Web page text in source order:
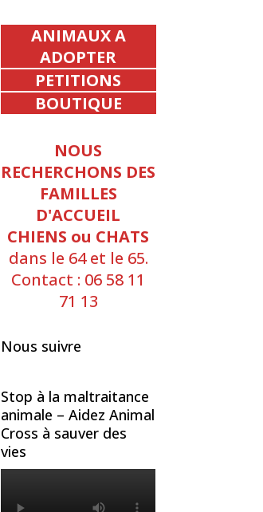
ANIMAUX A
ADOPTER
PETITIONS
BOUTIQUE
NOUS
RECHERCHONS DES
FAMILLES
D'ACCUEIL
CHIENS ou CHATS
dans le 64 et le 65.
Contact : 06 58 11
71 13
Nous suivre
Stop à la maltraitance
animale – Aidez Animal
Cross à sauver des
vies